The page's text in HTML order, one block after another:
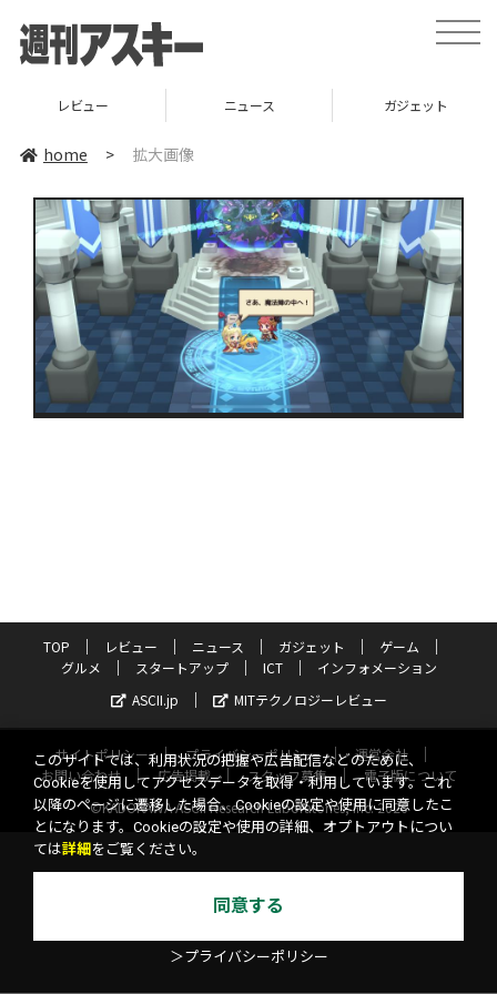
toggle
レビュー ニュース ガジェット
home > 拡大画像
TOP レビュー ニュース ガジェット
ゲーム
グルメ
スタートアップ ICT
インフォメーション
ASCII.jp
MITテクノロジーレビュー
サイトポリシー プライバシーポリシー
運営会社
お問い合わせ
広告掲載 スタッフ募集
電子版について
©KADOKAWA ASCII Research Laboratories, Inc. 2026
このサイトでは、利用状況の把握や広告配信などのために、
Cookieを使用してアクセスデータを取得・利用しています。これ
以降のページに遷移した場合、Cookieの設定や使用に同意したこ
とになります。Cookieの設定や使用の詳細、オプトアウトについ
ては詳細 をご覧ください。
同意する
＞プライバシーポリシー